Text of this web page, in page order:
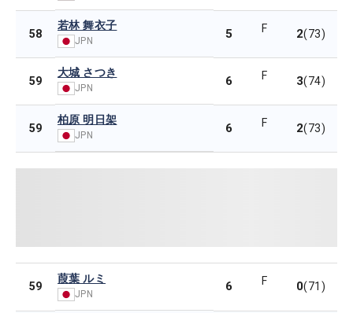
58
若林 舞衣子
JPN 5 F 2(73)
59
大城 さつき
JPN 6 F 3(74)
59
柏原 明日架
JPN 6 F 2(73)
59
葭葉 ルミ
JPN
6 F 0(71)